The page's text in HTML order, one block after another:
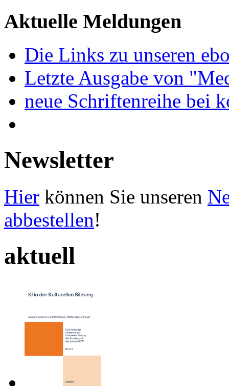
Aktuelle Meldungen
Die Links zu unseren
Letzte Ausgabe von
neue Schriftenreihe bei
Newsletter
Hier können Sie unseren
abbestellen!
aktuell